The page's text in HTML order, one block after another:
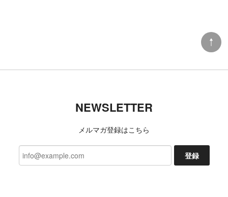
NEWSLETTER
メルマガ登録はこちら
登録